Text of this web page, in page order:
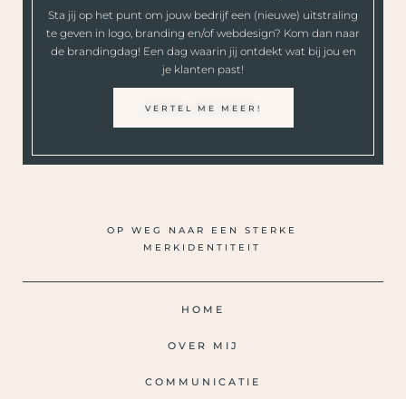
Sta jij op het punt om jouw bedrijf een (nieuwe) uitstraling
te geven in logo, branding en/of webdesign? Kom dan naar
de brandingdag! Een dag waarin jij ontdekt wat bij jou en
je klanten past!
VERTEL ME MEER!
OP WEG NAAR EEN STERKE
MERKIDENTITEIT
HOME
OVER MIJ
COMMUNICATIE